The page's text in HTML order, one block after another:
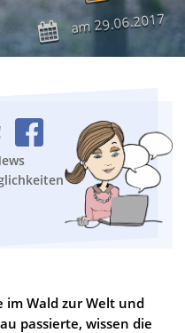
am29.06.2017
im Wald zur Welt und
passierte, wissen die